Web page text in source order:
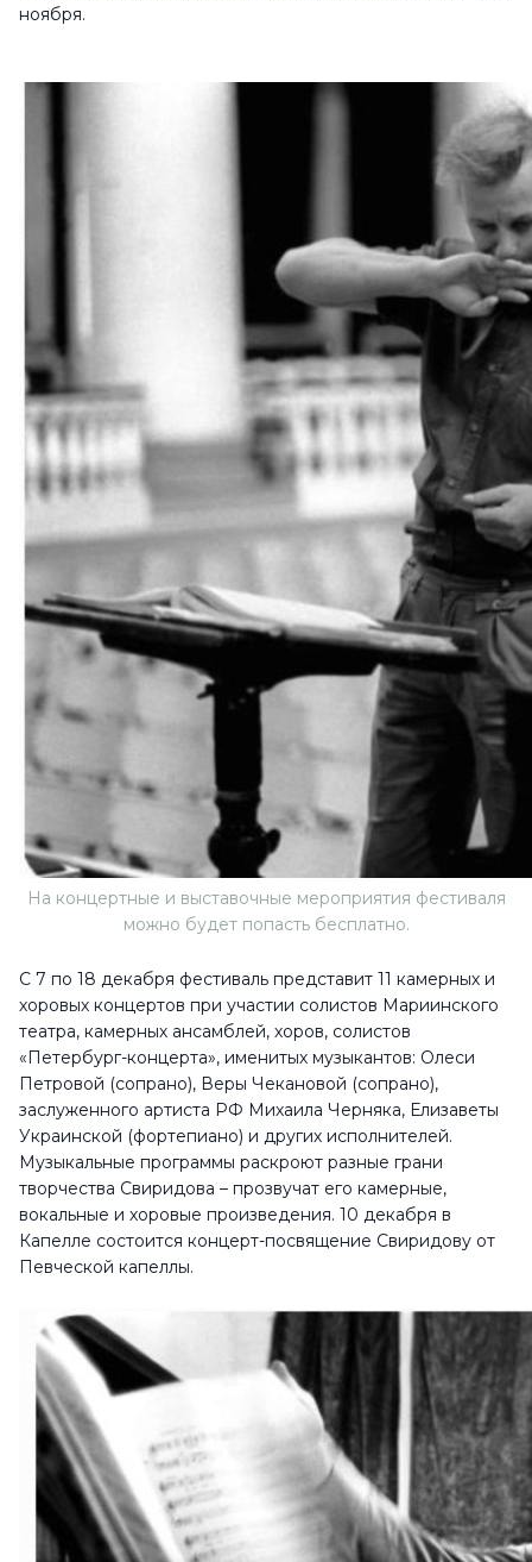
ноября.
На концертные и выставочные мероприятия фестиваля
можно будет попасть бесплатно.
С 7 по 18 декабря фестиваль представит 11 камерных и
хоровых концертов при участии солистов Мариинского
театра, камерных ансамблей, хоров, солистов
«Петербург-концерта», именитых музыкантов: Олеси
Петровой (сопрано), Веры Чекановой (сопрано),
заслуженного артиста РФ Михаила Черняка, Елизаветы
Украинской (фортепиано) и других исполнителей.
Музыкальные программы раскроют разные грани
творчества Свиридова – прозвучат его камерные,
вокальные и хоровые произведения. 10 декабря в
Капелле состоится концерт-посвящение Свиридову от
Певческой капеллы.